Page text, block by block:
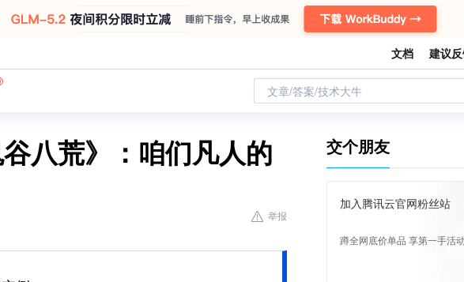
文档 建议
文章/答案/技术大牛
八荒》：咱们凡人的
举报
交个朋友
加入腾讯云官网粉丝站
蹲全网底价单品 享第一手活